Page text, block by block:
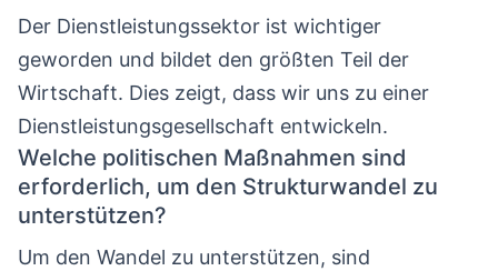
Der Dienstleistungssektor ist wichtiger
geworden und bildet den größten Teil der
Wirtschaft. Dies zeigt, dass wir uns zu einer
Dienstleistungsgesellschaft entwickeln.
Welche politischen Maßnahmen sind
erforderlich, um den Strukturwandel zu
unterstützen?
Um den Wandel zu unterstützen, sind